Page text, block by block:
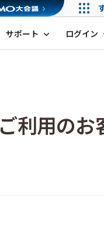
サポート expand_more ログイン
利用のお